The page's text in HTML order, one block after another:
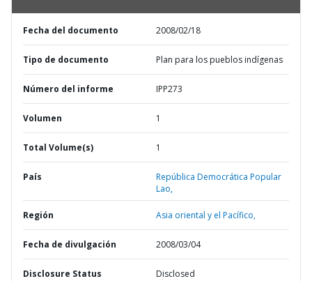
Fecha del documento 2008/02/18
Tipo de documento Plan para los pueblos indígenas
Número del informe IPP273
Volumen 1
Total Volume(s) 1
País
República Democrática Popular
Lao,
Región Asia oriental y el Pacífico,
Fecha de divulgación 2008/03/04
Disclosure Status Disclosed